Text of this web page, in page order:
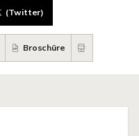
(Twitter)
Broschüre